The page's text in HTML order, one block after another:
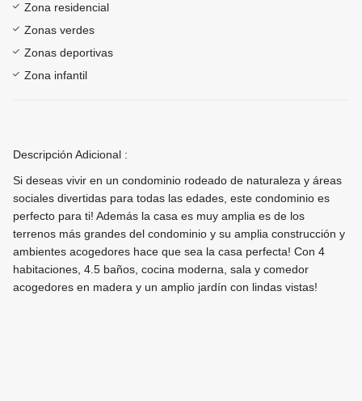
Zona residencial
Zonas verdes
Zonas deportivas
Zona infantil
Descripción Adicional :
Si deseas vivir en un condominio rodeado de naturaleza y áreas
sociales divertidas para todas las edades, este condominio es
perfecto para ti! Además la casa es muy amplia es de los
terrenos más grandes del condominio y su amplia construcción y
ambientes acogedores hace que sea la casa perfecta! Con 4
habitaciones, 4.5 baños, cocina moderna, sala y comedor
acogedores en madera y un amplio jardín con lindas vistas!